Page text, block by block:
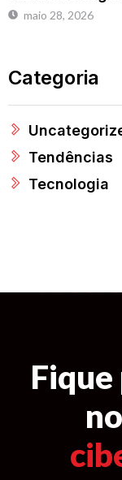
maio 28, 2026
Categoria
Tendências
Tecnologia